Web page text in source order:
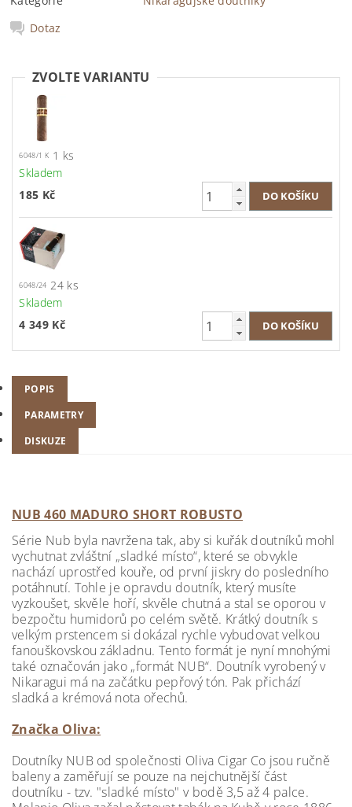
Dotaz
ZVOLTE VARIANTU
6048/1 K 1 ks
Skladem
185 Kč
6048/24 24 ks
Skladem
4 349 Kč
POPIS
PARAMETRY
DISKUZE
NUB 460 MADURO SHORT ROBUSTO
Série Nub byla navržena tak, aby si kuřák doutníků mohl
vychutnat zvláštní „sladké místo“, které se obvykle
nachází uprostřed kouře, od první jiskry do posledního
potáhnutí. Tohle je opravdu doutník, který musíte
vyzkoušet, skvěle hoří, skvěle chutná a stal se oporou v
bezpočtu humidorů po celém světě. Krátký doutník s
velkým prstencem si dokázal rychle vybudovat velkou
fanouškovskou základnu. Tento formát je nyní mnohými
také označován jako „formát NUB“. Doutník vyrobený v
Nikaragui má na začátku pepřový tón. Pak přichází
sladká a krémová nota ořechů.
Značka Oliva:
Doutníky NUB od společnosti Oliva Cigar Co jsou ručně
baleny a zaměřují se pouze na nejchutnější část
doutníku - tzv. "sladké místo" v bodě 3,5 až 4 palce.